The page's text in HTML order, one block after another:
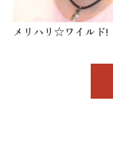
メリハリ☆ワイルド!